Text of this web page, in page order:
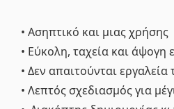
• Ασηπτικό και μιας χρήσης
• Εύκολη, ταχεία και άψογη
• Δεν απαιτούνται
• Λεπτός σχεδιασμός για